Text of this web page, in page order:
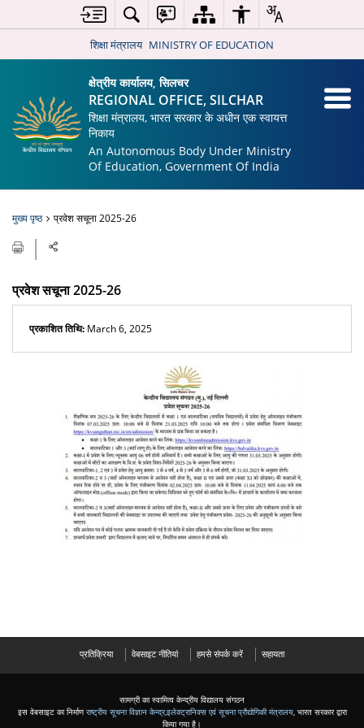
शिक्षा मंत्रालय MINISTRY OF EDUCATION
क्षेत्रीय कार्यालय, सिलचर
REGIONAL OFFICE, SILCHAR
शिक्षा मंत्रालय, भारत सरकार के अधीन एक स्वायत्त
निकाय
An Autonomous Body Under Ministry
Of Education, Government Of India
मुख्य पृष्ठ प्रवेश सचूना 2025-26
प्रवेश सचूना 2025-26
प्रकाशित तिथि: March 6, 2025
प्रतिक्रिया वेबसाइट नीतियां हमसे संपर्क करें सहायता
सामग्री का स्वामित्व केन्द्रीय विद्यालय संगठन
इस वेबसाइट का निर्माणराष्ट्रीय सूचना विज्ञान केन्द्र,इलेक्ट्रानिक्स एवं सूचना प्रौद्योगिकी मंत्रालय, भारत सरकार द्वारा
किया गया है।